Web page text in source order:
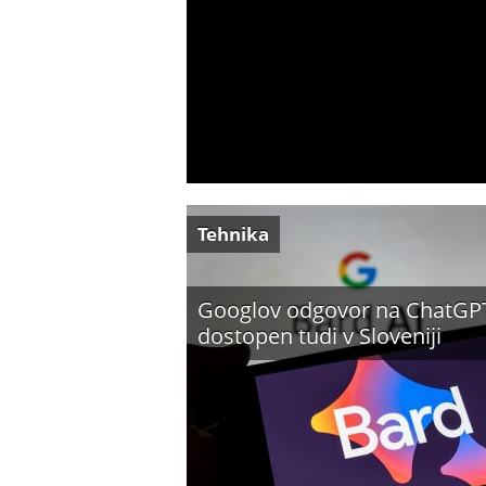
Googlov odgovor na
dostopen tudi v Sloveniji
Tehnika